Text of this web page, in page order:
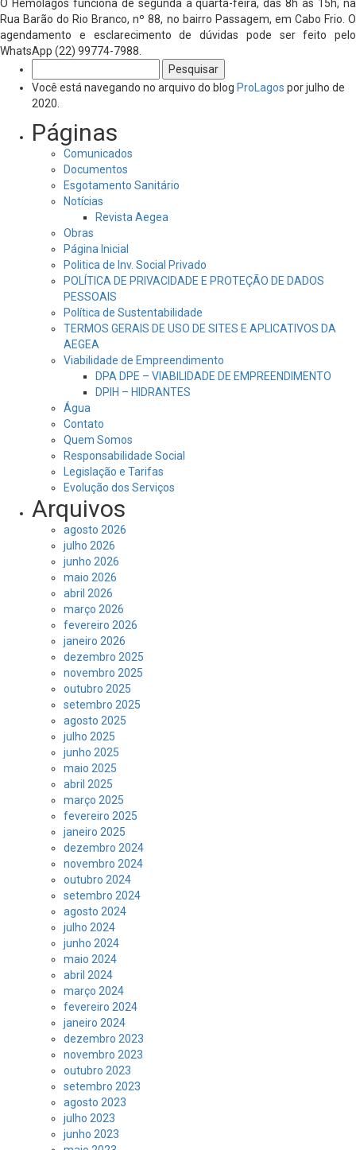
O Hemolagos funciona de segunda a quarta-feira, das 8h às 15h, na
Rua Barão do Rio Branco, nº 88, no bairro Passagem, em Cabo Frio. O
agendamento e esclarecimento de dúvidas pode ser feito pelo
WhatsApp (22) 99774-7988.
por:
Você está navegando no arquivo do blog ProLagos por julho de
2020.
Páginas
Comunicados
Documentos
Esgotamento Sanitário
Notícias
Revista Aegea
Obras
Página Inicial
Politica de Inv. Social Privado
POLÍTICA DE PRIVACIDADE E PROTEÇÃO DE DADOS
PESSOAIS
Política de Sustentabilidade
TERMOS GERAIS DE USO DE SITES E APLICATIVOS DA
AEGEA
Viabilidade de Empreendimento
DPA DPE – VIABILIDADE DE EMPREENDIMENTO
DPIH – HIDRANTES
Água
Contato
Quem Somos
Responsabilidade Social
Legislação e Tarifas
Evolução dos Serviços
Arquivos
agosto 2026
julho 2026
junho 2026
maio 2026
abril 2026
março 2026
fevereiro 2026
janeiro 2026
dezembro 2025
novembro 2025
outubro 2025
setembro 2025
agosto 2025
julho 2025
junho 2025
maio 2025
abril 2025
março 2025
fevereiro 2025
janeiro 2025
dezembro 2024
novembro 2024
outubro 2024
setembro 2024
agosto 2024
julho 2024
junho 2024
maio 2024
abril 2024
março 2024
fevereiro 2024
janeiro 2024
dezembro 2023
novembro 2023
outubro 2023
setembro 2023
agosto 2023
julho 2023
junho 2023